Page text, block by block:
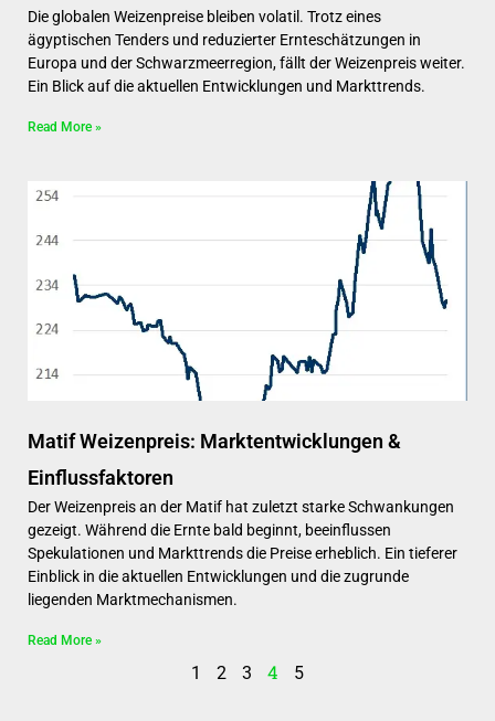
Die globalen Weizenpreise bleiben volatil. Trotz eines
ägyptischen Tenders und reduzierter Ernteschätzungen in
Europa und der Schwarzmeerregion, fällt der Weizenpreis weiter.
Ein Blick auf die aktuellen Entwicklungen und Markttrends.
Read More »
Matif Weizenpreis: Marktentwicklungen &
Einflussfaktoren
Der Weizenpreis an der Matif hat zuletzt starke Schwankungen
gezeigt. Während die Ernte bald beginnt, beeinflussen
Spekulationen und Markttrends die Preise erheblich. Ein tieferer
Einblick in die aktuellen Entwicklungen und die zugrunde
liegenden Marktmechanismen.
Read More »
1 2 3 4 5